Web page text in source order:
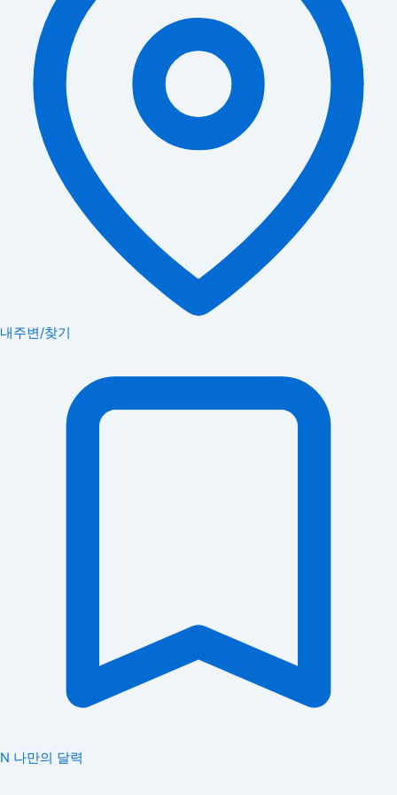
내주변/찾기
N 나만의 달력